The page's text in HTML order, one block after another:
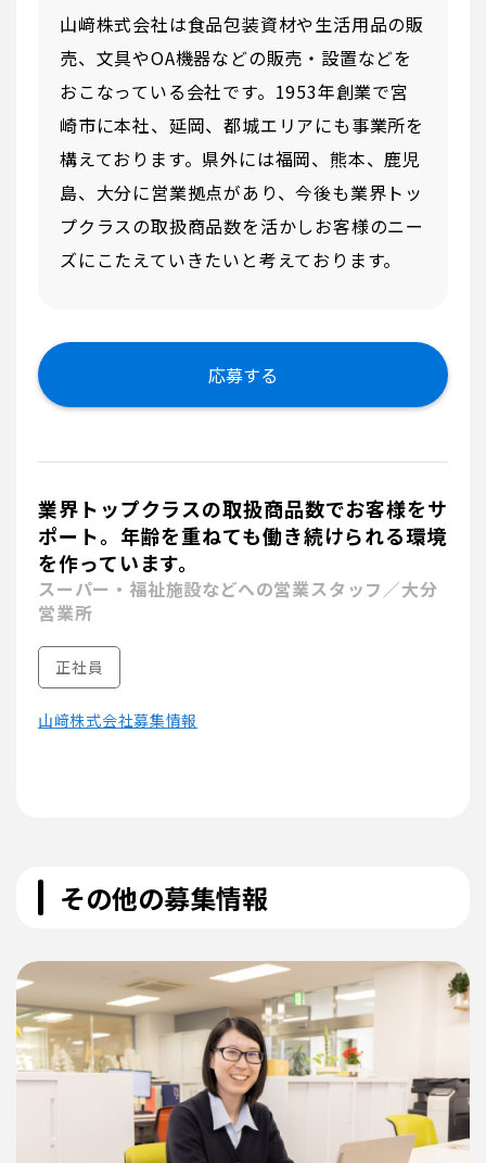
山﨑株式会社は食品包装資材や生活用品の販
売、文具やOA機器などの販売・設置などを
おこなっている会社です。1953年創業で宮
崎市に本社、延岡、都城エリアにも事業所を
構えております。県外には福岡、熊本、鹿児
島、大分に営業拠点があり、今後も業界トッ
プクラスの取扱商品数を活かしお客様のニー
ズにこたえていきたいと考えております。
応募する
業界トップクラスの取扱商品数でお客様をサ
ポート。年齢を重ねても働き続けられる環境
を作っています。
スーパー・福祉施設などへの営業スタッフ／大分
営業所
正社員
山﨑株式会社募集情報
その他の募集情報